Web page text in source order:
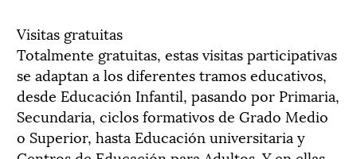
Visitas gratuitas
Totalmente gratuitas, estas visitas participativas
se adaptan a los diferentes tramos educativos,
desde Educación Infantil, pasando por Primaria,
Secundaria, ciclos formativos de Grado Medio
o Superior, hasta Educación universitaria y